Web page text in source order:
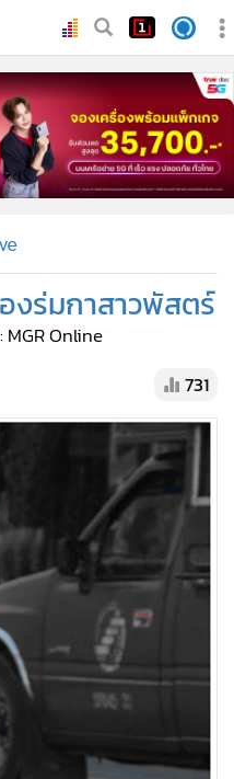
องร่มกาสาวพัสตร์
MGR Online
731